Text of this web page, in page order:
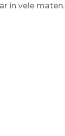
in vele maten.